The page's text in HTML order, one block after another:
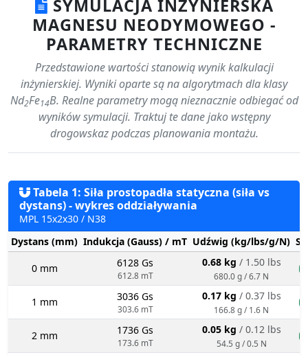
SYMULACJA INŻYNIERSKA
MAGNESU NEODYMOWEGO -
PARAMETRY TECHNICZNE
Przedstawione wartości stanowią wynik kalkulacji
inżynierskiej. Wyniki oparte są na algorytmach dla klasy
Nd2Fe14B. Realne parametry mogą nieznacznie odbiegać od
wyników symulacji. Traktuj te dane jako wstępny
drogowskaz podczas planowania montażu.
Tabela 1: Siła prostopadła statyczna (siła vs
dystans) - wykres oddziaływania
MPL 15x2x30 / N38
Dystans (mm) Indukcja (Gauss) / mT Udźwig (kg/lbs/g/N)
0 mm 6128 Gs
612.8 mT
0.68 kg / 1.50 lbs
680.0 g / 6.7 N
1 mm 3036 Gs
303.6 mT
0.17 kg / 0.37 lbs
166.8 g / 1.6 N
2 mm 1736 Gs
173.6 mT
0.05 kg / 0.12 lbs
54.5 g / 0.5 N